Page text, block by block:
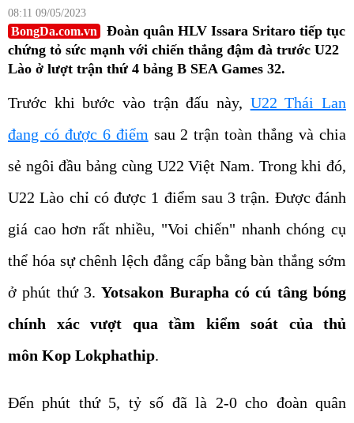
08:11 09/05/2023
BongDa.com.vn
Đoàn quân HLV Issara Sritaro tiếp tục
chứng tỏ sức mạnh với chiến thắng đậm đà trước U22
Lào ở lượt trận thứ 4 bảng B SEA Games 32.
Trước khi bước vào trận đấu này, U22 Thái Lan
đang có được 6 điểm sau 2 trận toàn thắng và chia
sẻ ngôi đầu bảng cùng U22 Việt Nam. Trong khi đó,
U22 Lào chỉ có được 1 điểm sau 3 trận. Được đánh
giá cao hơn rất nhiều, "Voi chiến" nhanh chóng cụ
thể hóa sự chênh lệch đẳng cấp bằng bàn thắng sớm
ở phút thứ 3.Yotsakon Burapha có cú tâng bóng
chính xác vượt qua tầm kiểm soát của thủ
môn Kop Lokphathip.
Đến phút thứ 5, tỷ số đã là 2-0 cho đoàn quân